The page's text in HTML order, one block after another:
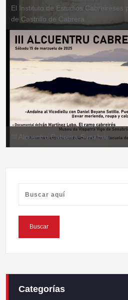
El Instituto de Estudios Cabreireses
de Castrillo de Cabrera
III Alcuentru Cabreira-Senabria
Categorías